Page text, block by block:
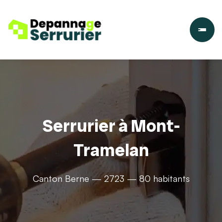
Serrurier à Mont-
Tramelan
Canton Berne — 2723 — 80 habitants